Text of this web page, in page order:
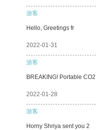
游客
Hello, Greetings fr
2022-01-31
游客
BREAKING! Portable CO2
2022-01-28
游客
Horny Shriya sent you 2